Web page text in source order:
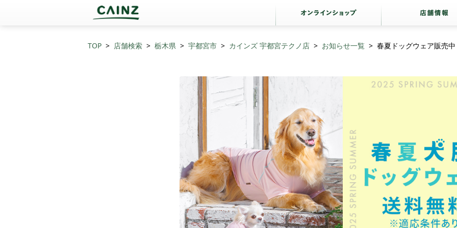
TOP 店舗検索 栃木県 宇都宮市 カインズ 宇都宮テクノ店 お知らせ一覧 春夏ドッグウェア販売